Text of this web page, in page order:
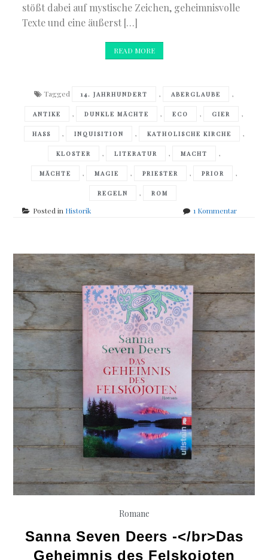
stößt dabei auf mystische Zeichen, geheimnisvolle
Texte und eine äußerst […]
READ MORE
Tagged 14. JAHRHUNDERT , ABERGLAUBE ,
ANTIKE , DUNKLE MÄCHTE , ECO , GIER ,
HASS , INQUISITION , KATHOLISCHE KIRCHE ,
KLOSTER , LITERATUR , MACHT ,
MÄCHTE , MAGIE , PRIESTER , PRIOR ,
REGELN , ROM
Posted in Historik 1 Kommentarzu
Der
Name
der
Rose
Romane
Sanna Seven Deers -</br>Das
Geheimnis des Felskojoten